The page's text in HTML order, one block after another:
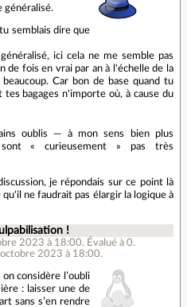
généralisé.
semblais dire que
ici cela ne me semble pas
de fois en vrai par an à l'échelle de la
beaucoup. Car bon de base quand tu
bagages n'importe où, à cause du
oublis — à mon sens bien plus
« curieusement » pas très
je répondais sur ce point là
ne faudrait pas élargir la logique à
!
2023 à 18:00. Évalué à0.
2023 à 18:00.
on considère l’oubli
: laisser une de
sans s’en rendre